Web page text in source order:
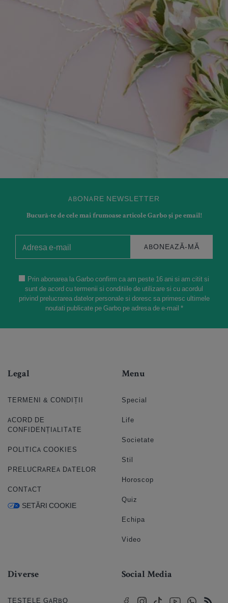
ABONARE NEWSLETTER
Bucură-te de cele mai frumoase articole Garbo și pe email!
ABONEAZĂ-MĂ
Prin abonarea la Garbo confirm ca am peste 16 ani si am citit si
sunt de acord cu termenii si conditiile de utilizare si cu acordul
privind prelucrarea datelor personale si doresc sa primesc ultimele
noutati publicate pe Garbo pe adresa de e-mail *
Legal
TERMENI & CONDIȚII
ACORD DE
CONFIDENȚIALITATE
POLITICA COOKIES
PRELUCRAREA DATELOR
CONTACT
SETĂRI COOKIE
Menu
Special
Life
Societate
Stil
Horoscop
Quiz
Echipa
Video
Diverse
TESTELE GARBO
Social Media